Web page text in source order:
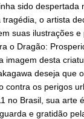
sido despertada
tragédia, o artista
suas ilustrações
o Dragão:
imagem desta
deseja que
contra os perigos
no Brasil, sua arte
e gratidão